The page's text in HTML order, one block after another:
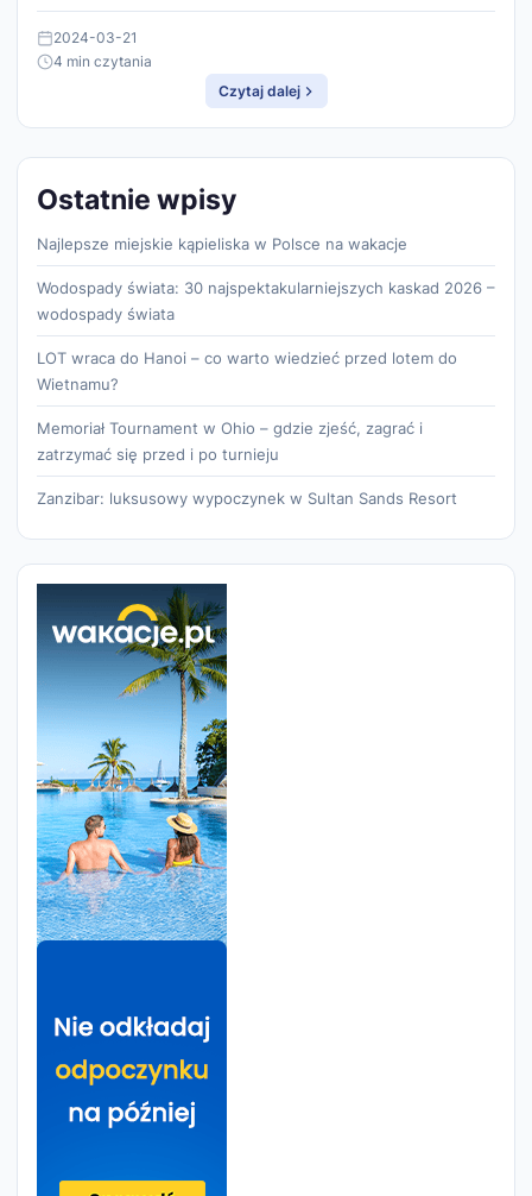
2024-03-21
4 min czytania
Czytaj dalej
Ostatnie wpisy
Najlepsze miejskie kąpieliska w Polsce na wakacje
Wodospady świata: 30 najspektakularniejszych kaskad 2026 –
wodospady świata
LOT wraca do Hanoi – co warto wiedzieć przed lotem do
Wietnamu?
Memoriał Tournament w Ohio – gdzie zjeść, zagrać i
zatrzymać się przed i po turnieju
Zanzibar: luksusowy wypoczynek w Sultan Sands Resort